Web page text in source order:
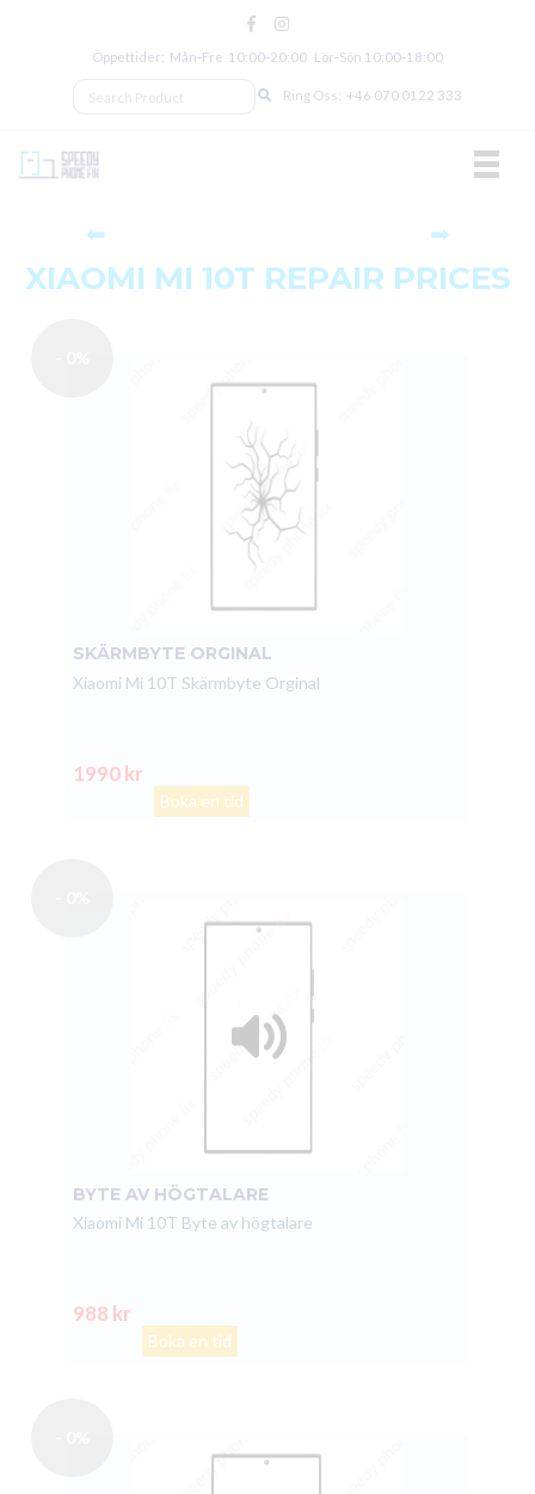
Öppettider: Mån‑Fre 10:00‑20:00 Lör‑Sön 10:00‑18:00
Ring Oss: +46 070 0122 333
⬅ ➡
XIAOMI MI 10T REPAIR PRICES
SKÄRMBYTE ORGINAL
Xiaomi Mi 10T Skärmbyte Orginal
1990 kr
Boka en tid
BYTE AV HÖGTALARE
Xiaomi Mi 10T Byte av högtalare
988 kr
Boka en tid